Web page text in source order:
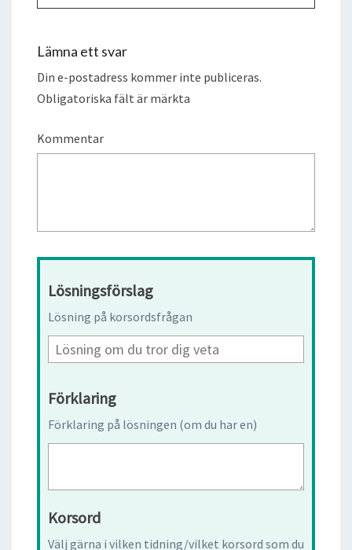
Lämna ett svar
Din e-postadress kommer inte publiceras.
Obligatoriska fält är märkta
Kommentar
Lösningsförslag
Lösning på korsordsfrågan
Förklaring
Förklaring på lösningen (om du har en)
Korsord
Välj gärna i vilken tidning/vilket korsord som du